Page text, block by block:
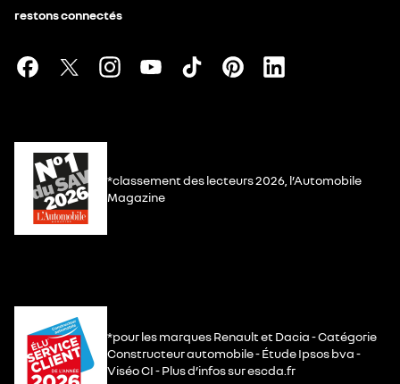
restons connectés
*classement des lecteurs 2026, l’Automobile
Magazine
*pour les marques Renault et Dacia - Catégorie
Constructeur automobile - Étude Ipsos bva -
Viséo CI - Plus d’infos sur escda.fr